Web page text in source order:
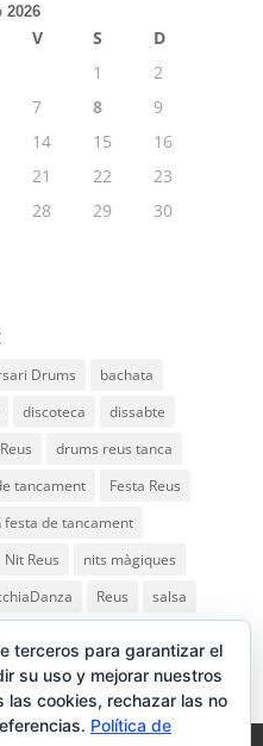
2026
V S
D
1
2
7 8
9
14 15
16
21 22
23
28 29
30
Drums
bachata
discoteca
dissabte
drums reus tanca
tancament
Festa Reus
festa de tancament
Nit Reus
nits màgiques
Reus
salsa
terceros para garantizar el
su uso y mejorar nuestros
cookies, rechazar las no
Política de